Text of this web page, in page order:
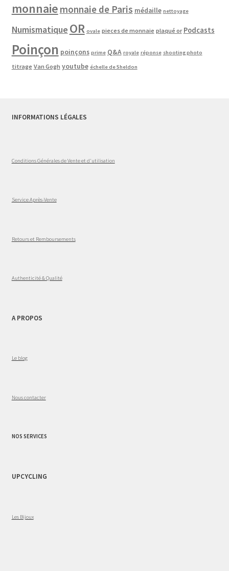
monnaie monnaie de Paris médaille nettoyage
Numismatique OR ovale pieces de monnaie plaqué or Podcasts
Poinçon poinçons prime Q&A royale réponse shooting photo
titrage Van Gogh youtube échelle de Sheldon
INFORMATIONS LÉGALES
Conditions Générales de Vente et d'utilisation
Service Après-Vente
Retours et Remboursements
Authenticité & Qualité
A PROPOS
Le blog
Nous contacter
NOS SERVICES
UPCYCLING
Les Bijoux